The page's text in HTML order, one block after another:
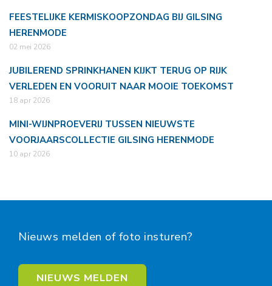
FEESTELIJKE KERMISKOOPZONDAG BIJ GILSING
HERENMODE
02 mei 2026
JUBILEREND SPRINKHANEN KIJKT TERUG OP RIJK
VERLEDEN EN VOORUIT NAAR MOOIE TOEKOMST
18 apr 2026
MINI-WIJNPROEVERIJ TUSSEN NIEUWSTE
VOORJAARSCOLLECTIE GILSING HERENMODE
10 apr 2026
Nieuws melden of foto insturen?
NIEUWS MELDEN